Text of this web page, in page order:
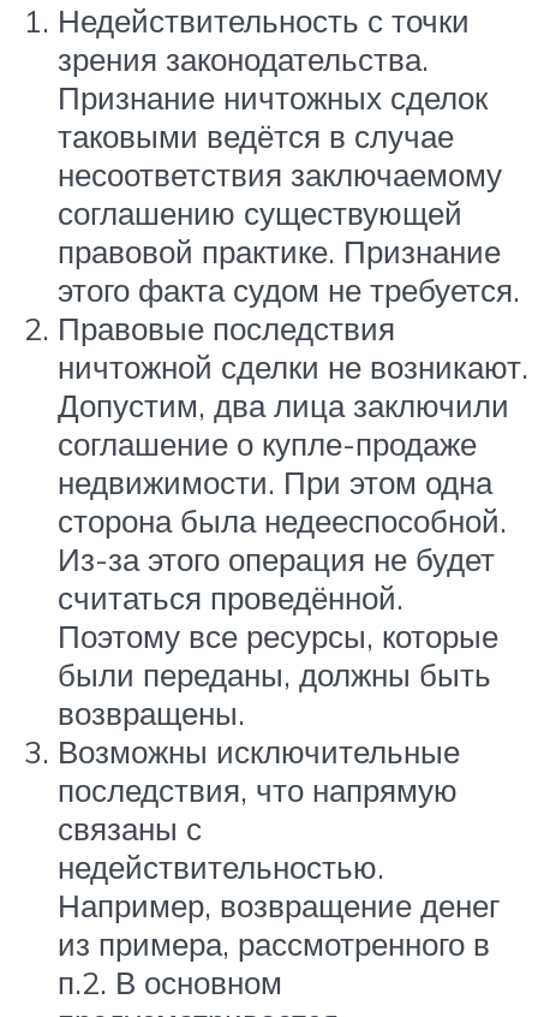
Недействительность с точки
зрения законодательства.
Признание ничтожных сделок
таковыми ведётся в случае
несоответствия заключаемому
соглашению существующей
правовой практике. Признание
этого факта судом не требуется.
Правовые последствия
ничтожной сделки не возникают.
Допустим, два лица заключили
соглашение о купле-продаже
недвижимости. При этом одна
сторона была недееспособной.
Из-за этого операция не будет
считаться проведённой.
Поэтому все ресурсы, которые
были переданы, должны быть
возвращены.
Возможны исключительные
последствия, что напрямую
связаны с
недействительностью.
Например, возвращение денег
из примера, рассмотренного в
п.2. В основном